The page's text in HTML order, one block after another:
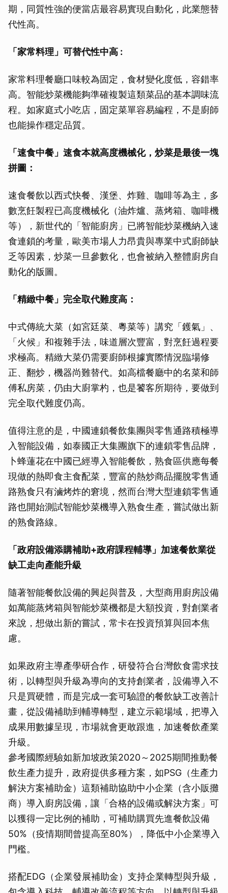
期，同質性強的便當店最容易實現自動化，此業態替
代性高。
「家常料理」可替代性中高 :
家常料理餐廳口味較為固定，食材變化度低，容錯率
高。智能炒菜機能夠準確複製這類菜品的基本調味流
程。如家庭式小吃店，固定菜單容易編程，不是廚師
也能操作穩定品質。
「速食中餐」速食本就高度機械化，炒菜是最後一塊
拼圖：
速食餐飲以西式快餐、漢堡、炸雞、咖啡等為主，多
數烹飪製程已高度機械化（油炸爐、蒸烤箱、咖啡機
等），新世代的「智能廚房」已將智能炒菜機納入速
食連鎖的考量，歐美市場人力昂貴與專業中式廚師缺
乏等因素，炒菜一旦參數化，也會被納入整體廚房自
動化的版圖。
「精緻中餐」完全取代難度高：
中式傳統大菜（如宮廷菜、粵菜等）講究「鑊氣」、
「火候」和複雜手法，味道層次豐富，對烹飪過程要
求極高。精緻大菜仍需要廚師根據實際情況臨場修
正、翻炒，機器尚難替代。如高檔餐廳中的名菜和師
傅私房菜，仍由大廚掌杓，也是饕客所期待，要做到
完全取代難度仍高。
值得注意的是，中國連鎖餐飲集團與零售通路積極導
入智能設備，如泰國正大集團旗下的連鎖零售品牌，
卜蜂蓮花在中國已經導入智能餐飲，熟食區供應每餐
現做的熱即食主食配菜，豐富的熱炒商品擺脫零售通
路熟食只有滷烤炸的窘境，然而台灣大型連鎖零售通
路也開始測試智能炒菜機導入熟食生產，嘗試做出新
的熟食路線。
「政府設備添購補助+政府課程輔導」加速餐飲業從
缺工走向產能升級
隨著智能餐飲設備的興起與普及，大型商用廚房設備
如萬能蒸烤箱與智能炒菜機都是大額投資，對創業者
來說，想做出新的嘗試，常卡在投資預算與回本焦
慮。
如果政府主導產學研合作，研發符合台灣飲食需求技
術，以轉型與升級為導向的支持創業者，設備導入不
只是買硬體，而是完成一套可驗證的餐飲缺工改善計
畫，從設備補助到輔導轉型，建立示範場域，把導入
成果用數據呈現，市場就會更敢跟進，加速餐飲產業
升級。
參考國際經驗如新加坡政策2020～2025期間推動餐
飲生產力提升，政府提供多種方案，如PSG（生產力
解決方案補助金）這類補助協助中小企業（含小販攤
商）導入廚房設備，讓「合格的設備或解決方案」可
以獲得一定比例的補助，可補助購買先進餐飲設備
50%（疫情期間曾提高至80%），降低中小企業導入
門檻。
搭配EDG（企業發展補助金）支持企業轉型與升級，